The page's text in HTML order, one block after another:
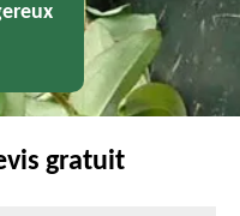
gratuit